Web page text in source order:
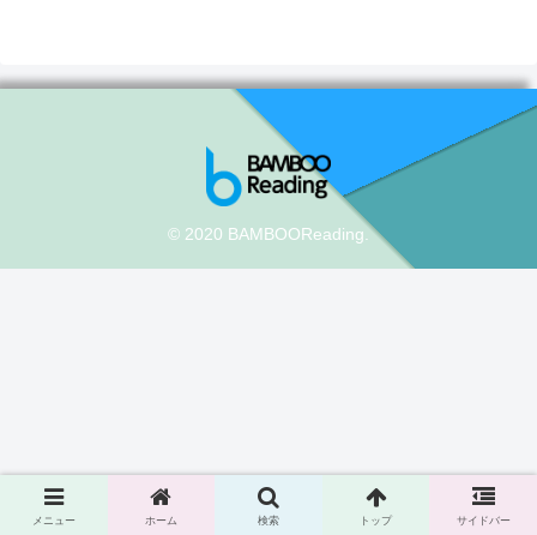
© 2020 BAMBOOReading.
メニュー ホーム 検索 トップ サイドバー